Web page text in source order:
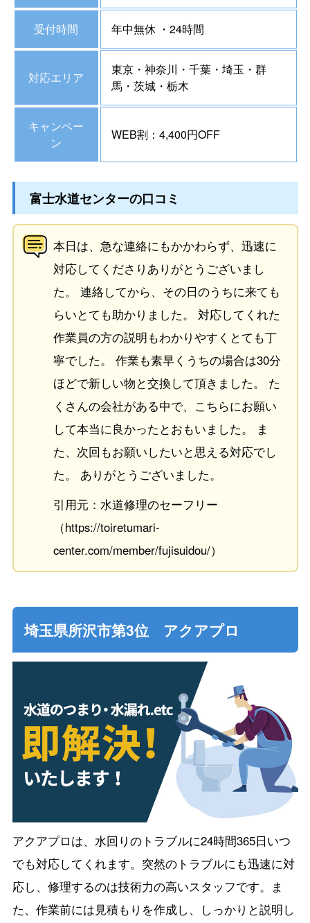
受付時間 年中無休 ・24時間
対応エリア
東京・神奈川・千葉・埼玉・群
馬・茨城・栃木
キャンペー
ン
WEB割：4,400円OFF
富士水道センターの口コミ
本日は、急な連絡にもかかわらず、迅速に
対応してくださりありがとうございまし
た。 連絡してから、その日のうちに来ても
らいとても助かりました。 対応してくれた
作業員の方の説明もわかりやすくとても丁
寧でした。 作業も素早くうちの場合は30分
ほどで新しい物と交換して頂きました。 た
くさんの会社がある中で、こちらにお願い
して本当に良かったとおもいました。 ま
た、次回もお願いしたいと思える対応でし
た。 ありがとうございました。
引用元：水道修理のセーフリー
（https://toiretumari-
center.com/member/fujisuidou/）
埼玉県所沢市第3位 アクアプロ
アクアプロは、水回りのトラブルに24時間365日いつ
でも対応してくれます。突然のトラブルにも迅速に対
応し、修理するのは技術力の高いスタッフです。ま
た、作業前には見積もりを作成し、しっかりと説明し